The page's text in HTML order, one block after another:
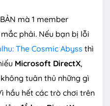
mà 1 member
phải. Nếu bạn bị lỗi
The Cosmic Abyss thì
Microsoft DirectX,
tuân thủ những gì
hầu hết các trò chơi trên